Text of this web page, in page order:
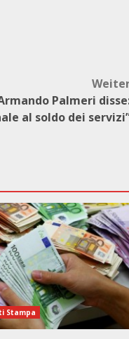
Palmeri
al soldo dei
Stampa